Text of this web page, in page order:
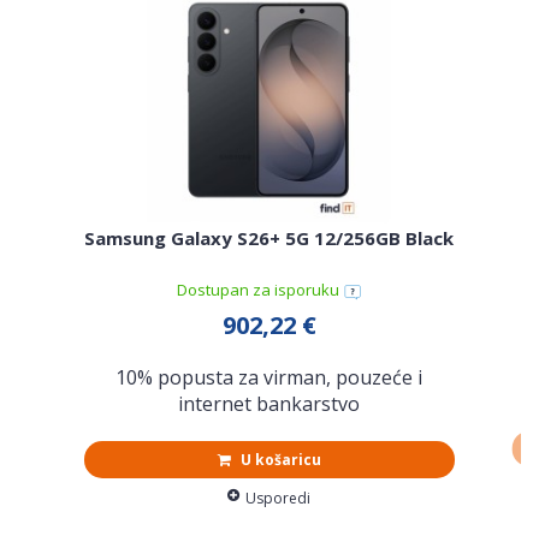
Samsung Galaxy S26+ 5G 12/256GB Black
Dostupan za isporuku
902,22 €
10% popusta za virman, pouzeće i
internet bankarstvo
U košaricu
Usporedi